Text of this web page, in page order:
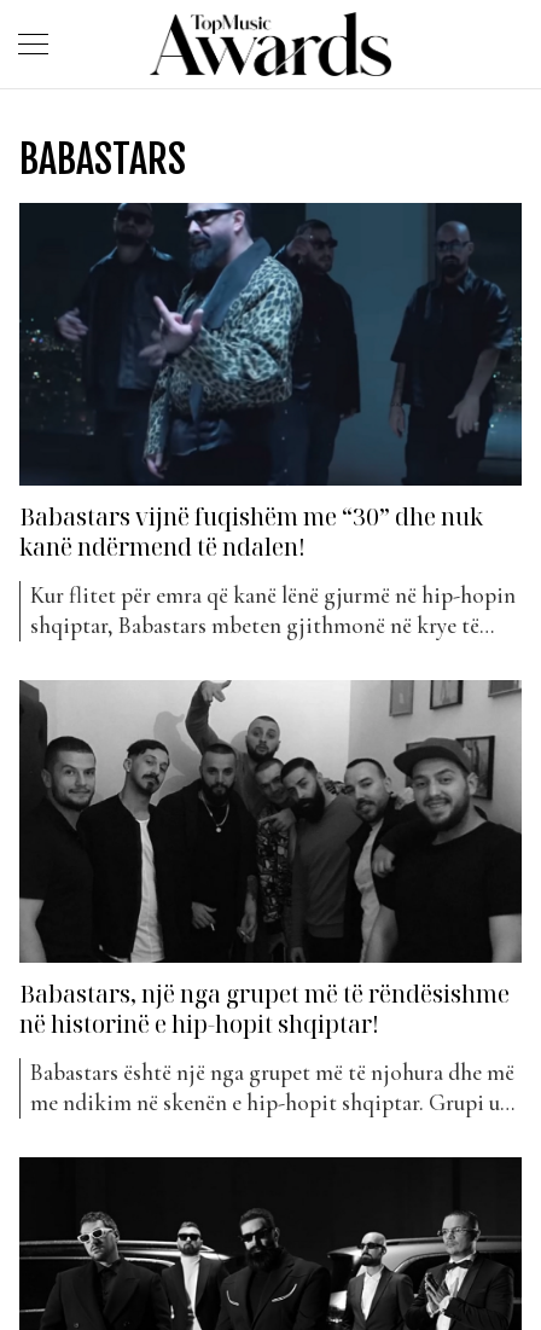
BABASTARS
Babastars vijnë fuqishëm me “30” dhe nuk
kanë ndërmend të ndalen!
Kur flitet për emra që kanë lënë gjurmë në hip-hopin
shqiptar, Babastars mbeten gjithmonë në krye të
projektin më të ri, “30”, një këngë që sjell energjinë,
eksperiencën dhe stilin që fansat e kanë kërkuar prej
kohësh. “30” nuk është thjesht një tjetër...
Babastars, një nga grupet më të rëndësishme
në historinë e hip-hopit shqiptar!
Babastars është një nga grupet më të njohura dhe më
me ndikim në skenën e hip-hopit shqiptar. Grupi u
kur muzika rap/hip-hop në Kosovë po merrte
Babastars u krijua si një grup artistësh...